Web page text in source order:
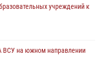
учреждений к
ВСУ на южном направлении